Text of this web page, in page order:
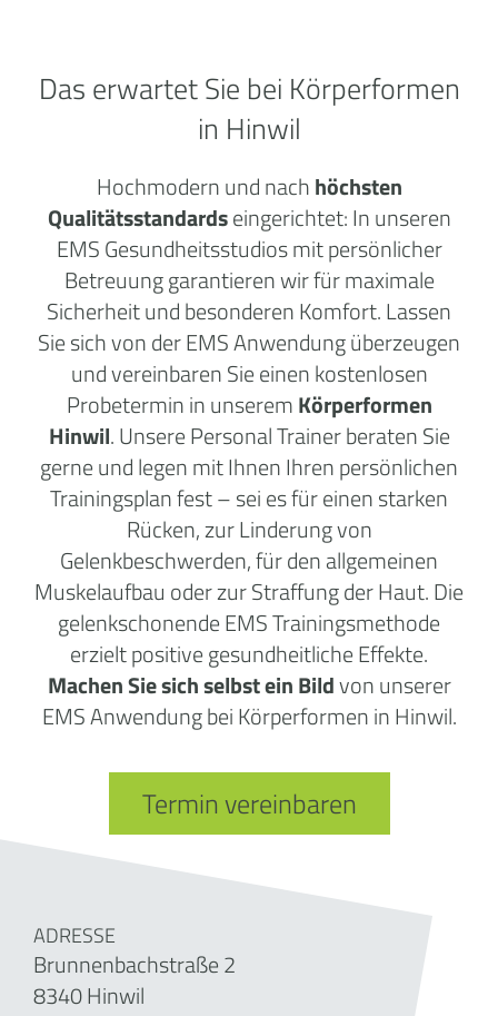
Das erwartet Sie bei Körperformen
in Hinwil
Hochmodern und nachhöchsten
Qualitätsstandardseingerichtet: In unseren
EMS Gesundheitsstudios mit persönlicher
Betreuung garantieren wir für maximale
Sicherheit und besonderen Komfort. Lassen
Sie sich von der EMS Anwendung überzeugen
und vereinbaren Sie einen kostenlosen
Probetermin in unseremKörperformen
Hinwil. Unsere Personal Trainer beraten Sie
gerne und legen mit Ihnen Ihren persönlichen
Trainingsplan fest – sei es für einen starken
Rücken, zur Linderung von
Gelenkbeschwerden, für den allgemeinen
Muskelaufbau oder zur Straffung der Haut. Die
gelenkschonende EMS Trainingsmethode
erzielt positive gesundheitliche Effekte.
MachenSie sich selbst ein Bildvon unserer
EMS Anwendung bei Körperformen in Hinwil.
Termin vereinbaren
ADRESSE
Brunnenbachstraße 2
8340 Hinwil